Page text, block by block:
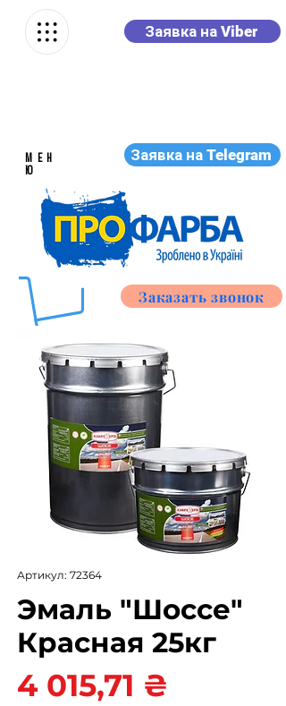
Заявка на Viber
Заявка на Telegram
МЕН
Ю
Заказать звонок
Артикул: 72364
Эмаль "Шоссе"
Красная 25кг
4 015,71 ₴